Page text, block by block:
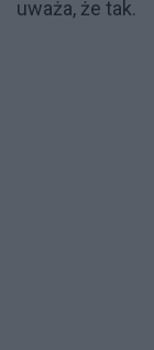
uważa, że tak.